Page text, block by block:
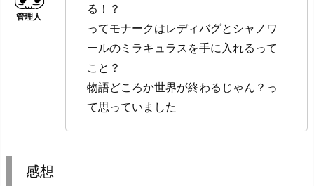
る！？
ってモナークはレディバグとシャノワ
ールのミラキュラスを手に入れるって
こと？
物語どころか世界が終わるじゃん？っ
て思っていました
感想